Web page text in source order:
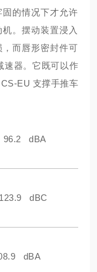
的情况下才允许
。摆动装置浸入
而唇形密封件可
速器。它既可以作
EU 支撑手推车
96.2 dBA
123.9 dBC
dBA